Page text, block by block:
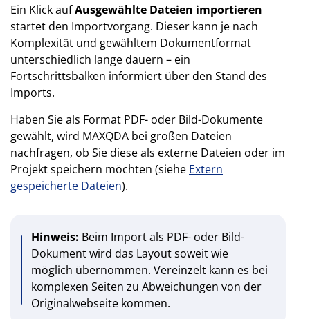
Ein Klick aufAusgewählte Dateien importieren
startet den Importvorgang. Dieser kann je nach
Komplexität und gewähltem Dokumentformat
unterschiedlich lange dauern – ein
Fortschrittsbalken informiert über den Stand des
Imports.
Haben Sie als Format PDF- oder Bild-Dokumente
gewählt, wird MAXQDA bei großen Dateien
nachfragen, ob Sie diese als externe Dateien oder im
Projekt speichern möchten (siehe Extern
gespeicherte Dateien).
Hinweis: Beim Import als PDF- oder Bild-
Dokument wird das Layout soweit wie
möglich übernommen. Vereinzelt kann es bei
komplexen Seiten zu Abweichungen von der
Originalwebseite kommen.